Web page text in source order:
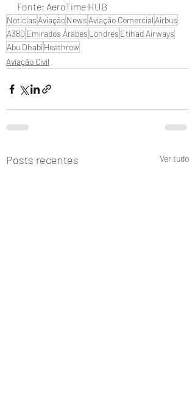
Fonte: AeroTime HUB
Notícias AviaçãoNews Aviação Comercial Airbus
A380 Emirados Árabes Londres Etihad Airways
Abu DhabiHeathrow
Aviação Civil
Posts recentes Ver tudo